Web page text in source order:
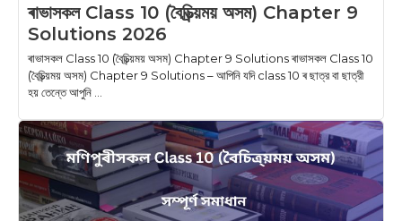
ৰাভাসকল Class 10 (বৈচিত্ৰ্য়ময় অসম) Chapter 9
Solutions 2026
ৰাভাসকল Class 10 (বৈচিত্ৰ্য়ময় অসম) Chapter 9 Solutions ৰাভাসকল Class 10
(বৈচিত্ৰ্য়ময় অসম) Chapter 9 Solutions – আপিনি যদি class 10 ৰ ছাত্র বা ছাত্রী
হয় তেন্তে আপুনি ...